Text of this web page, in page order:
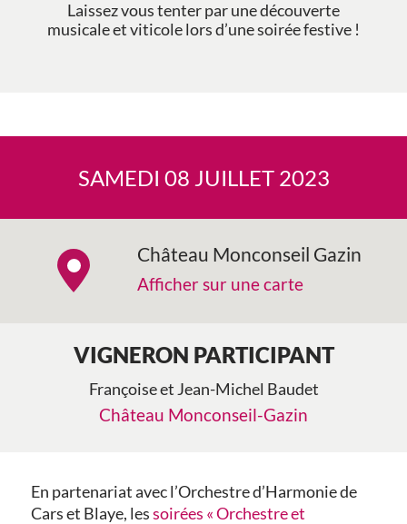
Laissez vous tenter par une découverte
musicale et viticole lors d’une soirée festive !
SAMEDI 08 JUILLET 2023
Château Monconseil Gazin
Afficher sur une carte
VIGNERON PARTICIPANT
Françoise et Jean-Michel Baudet
Château Monconseil-Gazin
En partenariat avec l’Orchestre d’Harmonie de
Cars et Blaye, lessoirées « Orchestre et